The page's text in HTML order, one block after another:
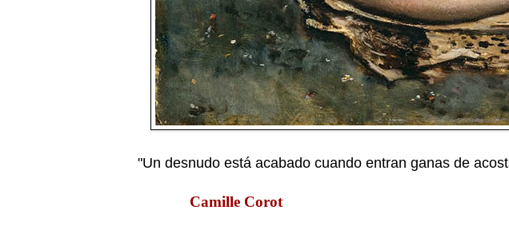
"Un desnudo está acabado cuando entran ganas de
Camille Corot